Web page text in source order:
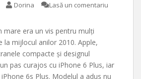
Dorina Lasă un comentariu
mare era un vis pentru mulți
la mijlocul anilor 2010. Apple,
compacte și designul
pas curajos cu iPhone 6 Plus, iar
6s Plus. Modelul a adus nu